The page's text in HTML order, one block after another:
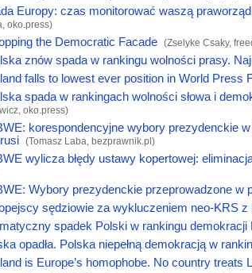
Europy: czas monitorować waszą
oko.press)
the Democratic Facade (Zselyke Csaky,
znów spada w rankingu wolności prasy.
falls to lowest ever position in World Press
spada w rankingach wolności słowa i
oko.press)
korespondencyjne wybory prezydenckie
(Tomasz Laba, bezprawnik.pl)
wylicza błędy ustawy kopertowej:
Wybory prezydenckie przeprowadzone w
sędziowie za wykluczeniem neo-KRS
spadek Polski w rankingu demokracji
opadła. Polska niepełną demokracją w
is Europe’s homophobe. No country